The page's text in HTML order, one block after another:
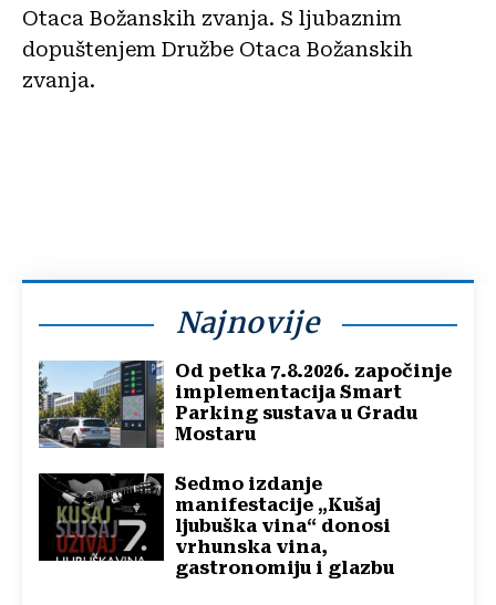
Otaca Božanskih zvanja. S ljubaznim
dopuštenjem Družbe Otaca Božanskih
zvanja.
Najnovije
Od petka 7.8.2026. započinje
implementacija Smart
Parking sustava u Gradu
Mostaru
Sedmo izdanje
manifestacije „Kušaj
ljubuška vina“ donosi
vrhunska vina,
gastronomiju i glazbu